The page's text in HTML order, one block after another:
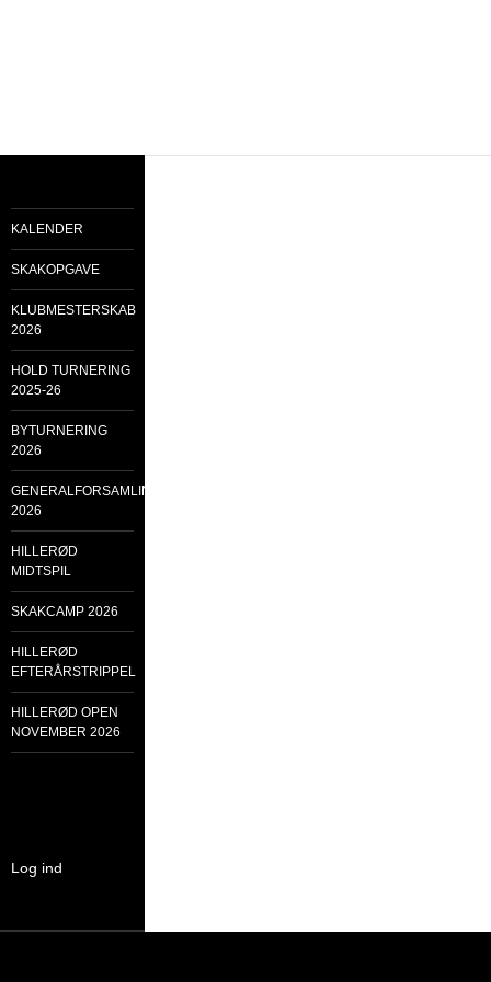
KALENDER
SKAKOPGAVE
KLUBMESTERSKAB
2026
HOLD TURNERING
2025-26
BYTURNERING
2026
GENERALFORSAMLING
2026
HILLERØD
MIDTSPIL
SKAKCAMP 2026
HILLERØD
EFTERÅRSTRIPPEL
HILLERØD OPEN
NOVEMBER 2026
Log ind